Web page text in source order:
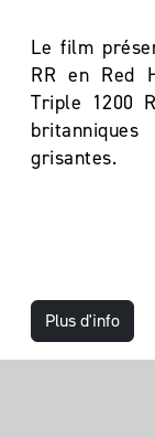
Le film
RR en Red
Triple 1200
grisantes.
Plus d'info